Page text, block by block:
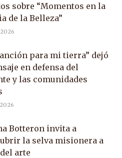
sobre “Momentos en la
de la Belleza”
para mi tierra” dejó
en defensa del
y las comunidades
Botteron invita a
la selva misionera a
arte